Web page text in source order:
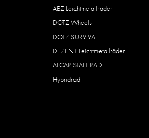
AEZ Leichtmetallräder
DOTZ Wheels
DOTZ SURVIVAL
DEZENT Leichtmetallräder
ALCAR STAHLRAD
Hybridrad